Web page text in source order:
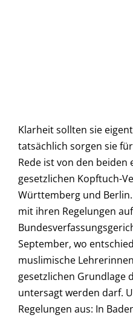
Klarheit sollten sie
tatsächlich sorgen sie
Rede ist von den beiden
gesetzlichen Kopftuch-
Württemberg und
mit ihren Regelungen
September, wo
muslimische
gesetzlichen Grundlage
untersagt werden darf.
Regelungen aus: In